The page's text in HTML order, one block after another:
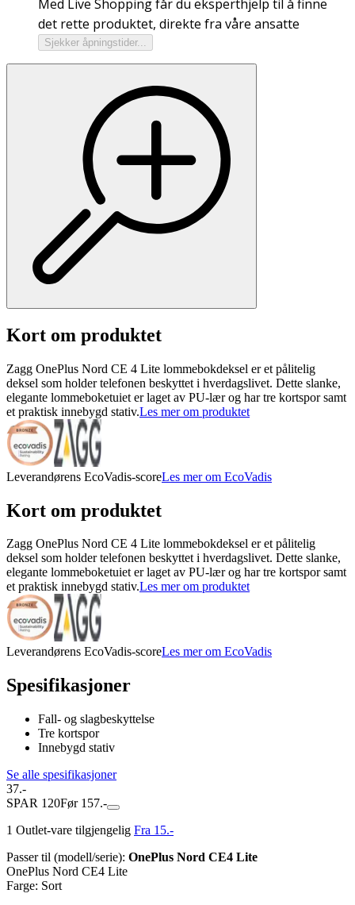
Med Live Shopping får du eksperthjelp til å finne
det rette produktet, direkte fra våre ansatte
Sjekker åpningstider...
Kort om produktet
Zagg OnePlus Nord CE 4 Lite lommebokdeksel er et pålitelig
deksel som holder telefonen beskyttet i hverdagslivet. Dette slanke,
elegante lommeboketuiet er laget av PU-lær og har tre kortspor samt
et praktisk innebygd stativ.Les mer om produktet
Leverandørens EcoVadis-scoreLes mer om EcoVadis
Kort om produktet
Zagg OnePlus Nord CE 4 Lite lommebokdeksel er et pålitelig
deksel som holder telefonen beskyttet i hverdagslivet. Dette slanke,
elegante lommeboketuiet er laget av PU-lær og har tre kortspor samt
et praktisk innebygd stativ.Les mer om produktet
Leverandørens EcoVadis-scoreLes mer om EcoVadis
Spesifikasjoner
Fall- og slagbeskyttelse
Tre kortspor
Innebygd stativ
Se alle spesifikasjoner
37.-
SPAR 120Før 157.-
1 Outlet-vare tilgjengelig Fra 15.-
Passer til (modell/serie): OnePlus Nord CE4 Lite
OnePlus Nord CE4 Lite
Farge: Sort